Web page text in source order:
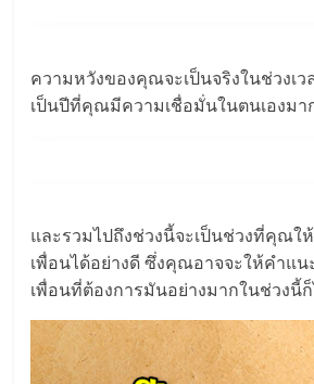
ความหวังของคุณจะเป็นจริงในช่วงเว
เป็นปีที่คุณมีความเชื่อมั่นในตนเองมา
และรวมไปถึงช่วงนี้จะเป็นช่วงที่คุณใ
เพื่อนได้อย่างดี ซึ่งคุณอาจจะให้คำแ
เพื่อนที่ต้องการมันอย่างมากในช่วงนี้